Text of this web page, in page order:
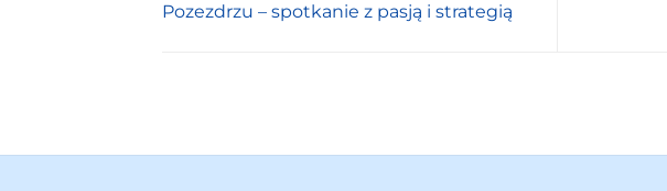
Pozezdrzu – spotkanie z pasją i strategią